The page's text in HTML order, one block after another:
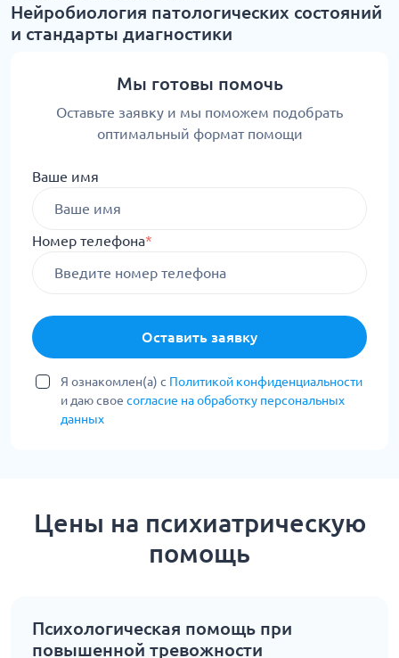
Нейробиология патологических состояний
и стандарты диагностики
Мы готовы помочь
Оставьте заявку и мы поможем подобрать
оптимальный формат помощи
Ваше имя
Номер телефона*
Оставить заявку
Я ознакомлен(а) с Политикой конфиденциальности
и даю свое согласие на обработку персональных
данных
Цены на психиатрическую
помощь
Психологическая помощь при
повышенной тревожности